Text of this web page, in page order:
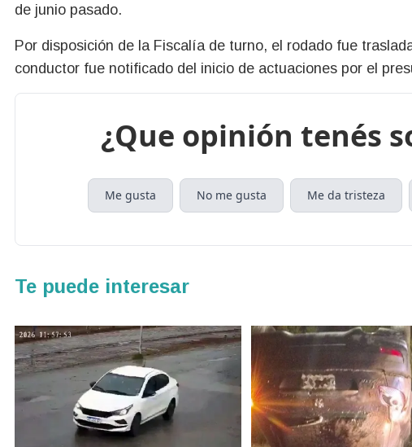
de junio pasado.
Por disposición de la Fiscalía de turno, el rodado fue
conductor fue notificado del inicio de actuaciones por el
¿Que opinión tenés
Me gusta No me gusta Me da tristeza
Te puede interesar